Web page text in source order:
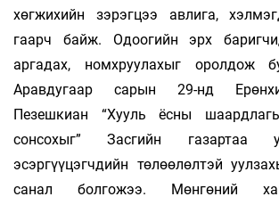
хөгжихийн зэрэгцээ авлига,
гаарч байж. Одоогийн эрх
аргадах, номхруулахыг оролдож
Аравдугаар сарын 29-нд
Пезешкиан “Хууль ёсны
сонсохыг” Засгийн газар­таа
эсэргүүцэгчдийн төлөөлөлтэй
санал болгожээ. Мөнгөний